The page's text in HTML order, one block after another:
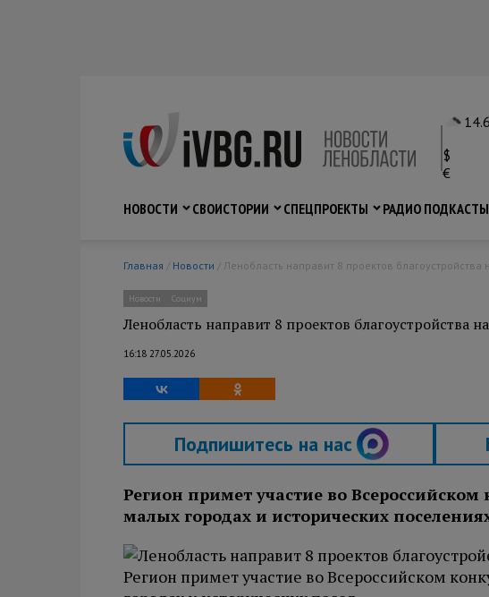
$
€
НОВОСТИ
СВОИСТОРИИ СПЕЦПРОЕКТЫ РАДИО ПОДКАСТЫ
Главная / Новости / Ленобласть направит 8 проектов благоустройства
Новости Социум
Ленобласть направит 8 проектов благоустройства
16:18 27.05.2026
Подпишитесь на нас
Регион примет участие во Всероссийском
малых городах и исторических